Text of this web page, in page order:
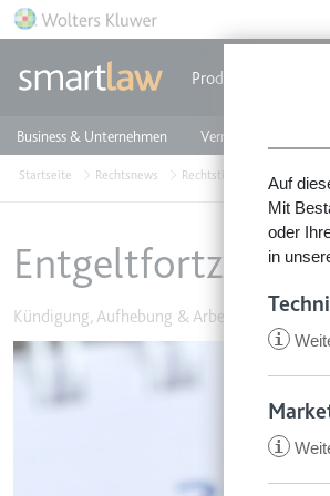
Auf
Mit
oder
in
i
i
Direkt zum Inhalt
Produkte
Business & Unternehmen Vermieten &
Startseite Rechtsnews Rechtstipps Business &
Kündigung, Aufhebung & Arbeitszeugnis •
Image